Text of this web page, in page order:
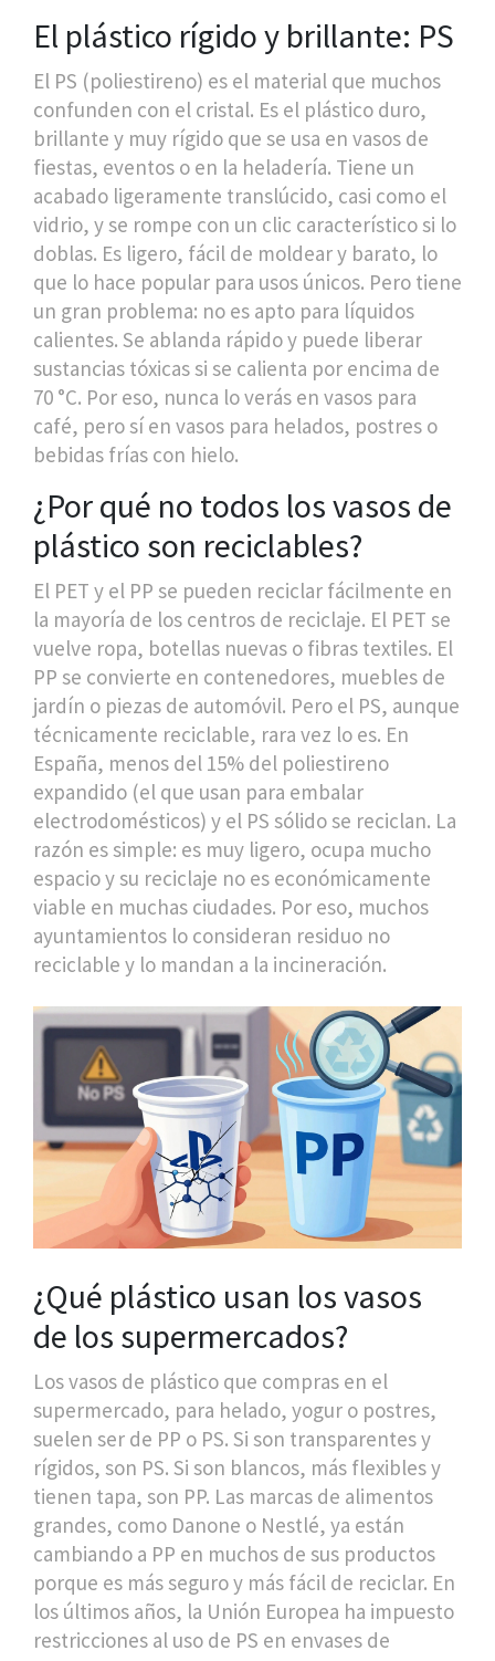
El plástico rígido y brillante: PS
El PS (poliestireno) es el material que muchos
confunden con el cristal. Es el plástico duro,
brillante y muy rígido que se usa en vasos de
fiestas, eventos o en la heladería. Tiene un
acabado ligeramente translúcido, casi como el
vidrio, y se rompe con un clic característico si lo
doblas. Es ligero, fácil de moldear y barato, lo
que lo hace popular para usos únicos. Pero tiene
un gran problema: no es apto para líquidos
calientes. Se ablanda rápido y puede liberar
sustancias tóxicas si se calienta por encima de
70 °C. Por eso, nunca lo verás en vasos para
café, pero sí en vasos para helados, postres o
bebidas frías con hielo.
¿Por qué no todos los vasos de
plástico son reciclables?
El PET y el PP se pueden reciclar fácilmente en
la mayoría de los centros de reciclaje. El PET se
vuelve ropa, botellas nuevas o fibras textiles. El
PP se convierte en contenedores, muebles de
jardín o piezas de automóvil. Pero el PS, aunque
técnicamente reciclable, rara vez lo es. En
España, menos del 15% del poliestireno
expandido (el que usan para embalar
electrodomésticos) y el PS sólido se reciclan. La
razón es simple: es muy ligero, ocupa mucho
espacio y su reciclaje no es económicamente
viable en muchas ciudades. Por eso, muchos
ayuntamientos lo consideran residuo no
reciclable y lo mandan a la incineración.
¿Qué plástico usan los vasos
de los supermercados?
Los vasos de plástico que compras en el
supermercado, para helado, yogur o postres,
suelen ser de PP o PS. Si son transparentes y
rígidos, son PS. Si son blancos, más flexibles y
tienen tapa, son PP. Las marcas de alimentos
grandes, como Danone o Nestlé, ya están
cambiando a PP en muchos de sus productos
porque es más seguro y más fácil de reciclar. En
los últimos años, la Unión Europea ha impuesto
restricciones al uso de PS en envases de